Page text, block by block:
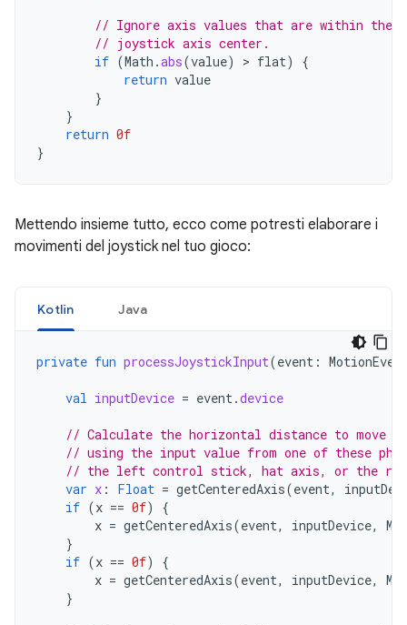
// Ignore axis values that are within
// joystick axis center.
if (Math .abs(value) > flat)
{
return value
}
}
return 0f
}
Mettendo insieme tutto, ecco come potresti elaborare i
movimenti del joystick nel tuo gioco:
Kotlin Java
private fun processJoystickInput(event :
val inputDevice = event.device
// Calculate the horizontal distance to move by
// using the input value from one of these
// the left control stick, hat axis, or the
var x : Float = getCenteredAxis(event,
if (x == 0f)
{
x = getCenteredAxis(event, inputDevice,
}
if (x == 0f)
{
x = getCenteredAxis(event, inputDevice,
}